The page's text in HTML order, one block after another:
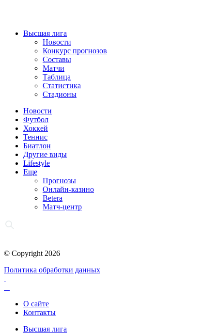
Высшая лига
Новости
Конкурс прогнозов
Составы
Матчи
Таблица
Статистика
Стадионы
Новости
Футбол
Хоккей
Теннис
Биатлон
Другие виды
Lifestyle
Еще
Прогнозы
Онлайн-казино
Betera
Матч-центр
© Copyright 2026
Политика обработки данных
О сайте
Контакты
Высшая лига